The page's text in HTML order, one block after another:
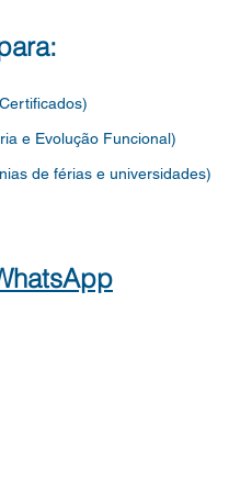
DO QUADRO
e Evolução Funcional)
de férias e universidades)